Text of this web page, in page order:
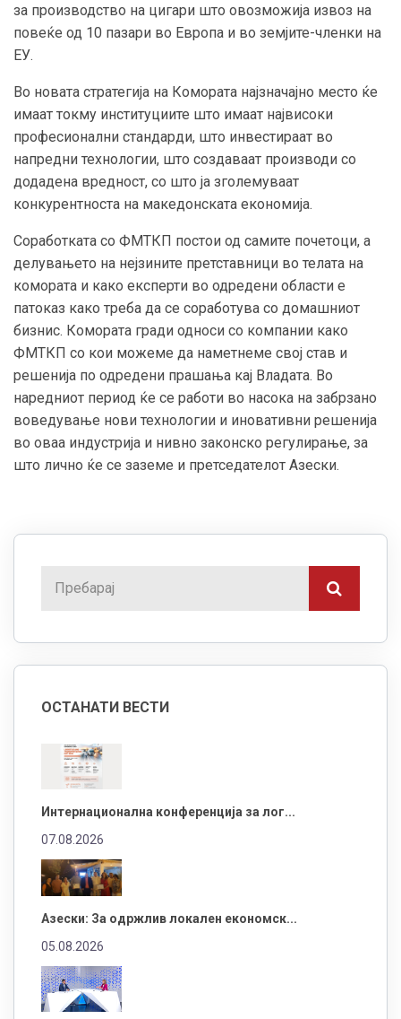
за производство на цигари што овозможија извоз на
повеќе од 10 пазари во Европа и во земјите-членки на
ЕУ.
Во новата стратегија на Комората најзначајно место ќе
имаат токму институциите што имаат највисоки
професионални стандарди, што инвестираат во
напредни технологии, што создаваат производи со
додадена вредност, со што ја зголемуваат
конкурентноста на македонската економија.
Соработката со ФМТКП постои од самите почетоци, а
делувањето на нејзините претставници во телата на
комората и како експерти во одредени области е
патоказ како треба да се соработува со домашниот
бизнис. Комората гради односи со компании како
ФМТКП со кои можеме да наметнеме свој став и
решенија по одредени прашања кај Владата. Во
наредниот период ќе се работи во насока на забрзано
воведување нови технологии и иновативни решенија
во оваа индустрија и нивно законско регулирање, за
што лично ќе се заземе и претседателот Азески.
ОСТАНАТИ ВЕСТИ
Интернационална конференција за лог...
07.08.2026
Азески: За одржлив локален економск...
05.08.2026